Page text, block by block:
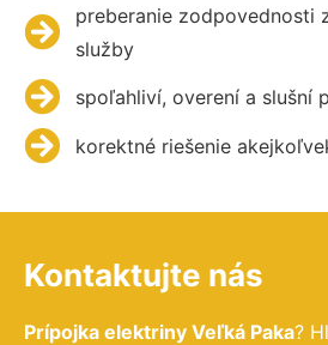
preberanie zodpovednosti
služby
spoľahliví, overení a slušní
korektné riešenie
Kontaktujte nás
Prípojka elektriny Veľká Paka?